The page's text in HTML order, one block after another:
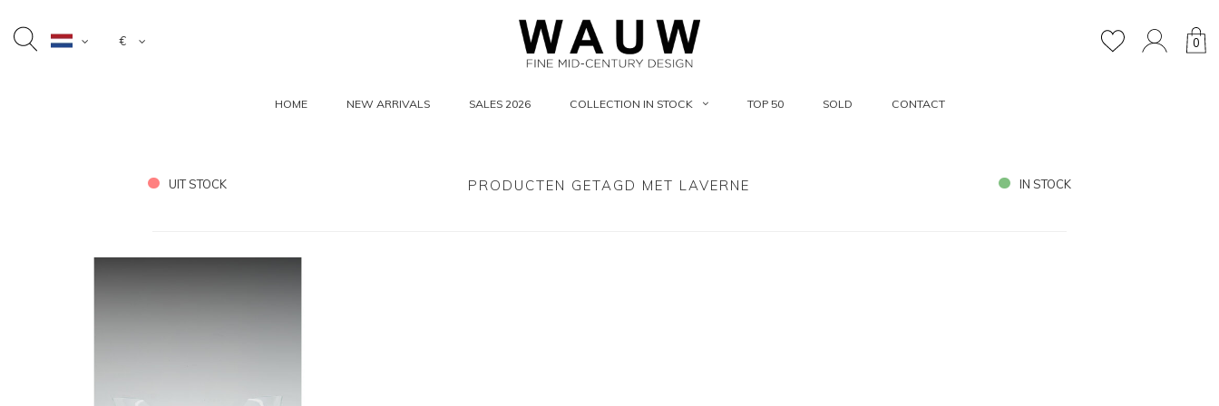
€ 0
HOME NEW ARRIVALS SALES 2026 COLLECTION IN STOCK TOP 50 SOLD CONTACT
UIT STOCK PRODUCTEN GETAGD MET LAVERNE IN STOCK